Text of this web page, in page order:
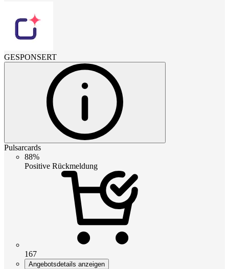
GESPONSERT
Pulsarcards
88%
Positive Rückmeldung
167
Angebotsdetails anzeigen